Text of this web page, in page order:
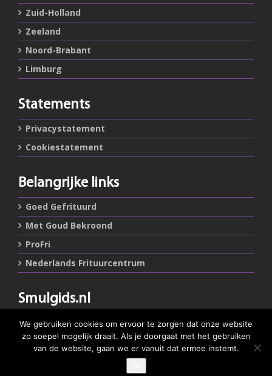
GEEF JE SMULSCORE
Zuid-Holland
Zeeland
Noord-Brabant
Limburg
Statements
Privacystatement
Cookiestatement
Belangrijke links
Goed Gefrituurd
Met Goud Bekroond
ProFri
Nederlands Frituurcentrum
Smulgids.nl
Nederlands Frituurcentrum
Blaarthemseweg 72
5502 JW Veldhoven
We gebruiken cookies om ervoor te zorgen dat onze website
zo soepel mogelijk draait. Als je doorgaat met het gebruiken
van de website, gaan we er vanuit dat ermee instemt.